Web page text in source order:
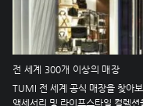
전 세계 300개 이상의 매장
TUMI 전 세계 공식 매장을 찾아
액세서리 및 라이프스타일 컬렉션